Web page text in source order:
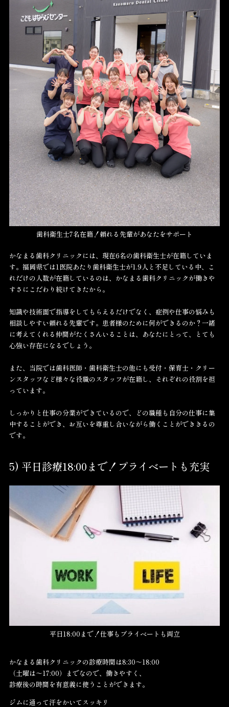
歯科衛生士7名在籍！頼れる先輩があなたをサポート
かなまる歯科クリニックには、現在6名の歯科衛生士が在籍していま
す。福岡県では1医院あたり歯科衛生士が1.9人と不足している中、こ
れだけの人数が在籍しているのは、かなまる歯科クリニックが働きや
すさにこだわり続けてきたから。
知識や技術面で指導をしてもらえるだけでなく、症例や仕事の悩みも
相談しやすい頼れる先輩です。患者様のために何ができるのか？一緒
に考えてくれる仲間がたくさんいることは、あなたにとって、とても
心強い存在になるでしょう。
また、当院では歯科医師・歯科衛生士の他にも受付・保育士・クリー
ンスタッフなど様々な役職のスタッフが在籍し、それぞれの役割を担
っています。
しっかりと仕事の分業ができているので、どの職種も自分の仕事に集
中することができ、お互いを尊重し合いながら働くことができきるの
です。
5) 平日診療18:00まで！プライベートも充実
平日18:00まで！仕事もプライベートも両立
かなまる歯科クリニックの診療時間は8:30～18:00
（土曜は～17:00）までなので、働きやすく、
診療後の時間を有意義に使うことができます。
ジムに通って汗をかいてスッキリ